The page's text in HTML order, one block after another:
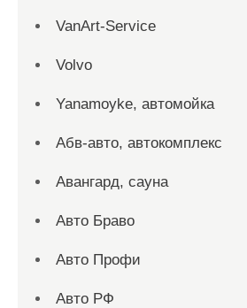
VanArt-Service
Volvo
Yanamoyke, автомойка
Абв-авто, автокомплекс
Авангард, сауна
Авто Браво
Авто Профи
Авто РФ